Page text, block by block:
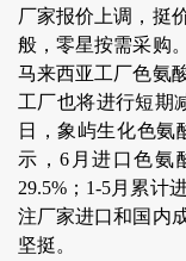
厂家报价上调，挺
般，零星按需采购
马来西亚工厂色氨
工厂也将进行短期
日，象屿生化色氨
示，6月进口色氨
29.5%；1-5月累计
注厂家进口和国内
坚挺。